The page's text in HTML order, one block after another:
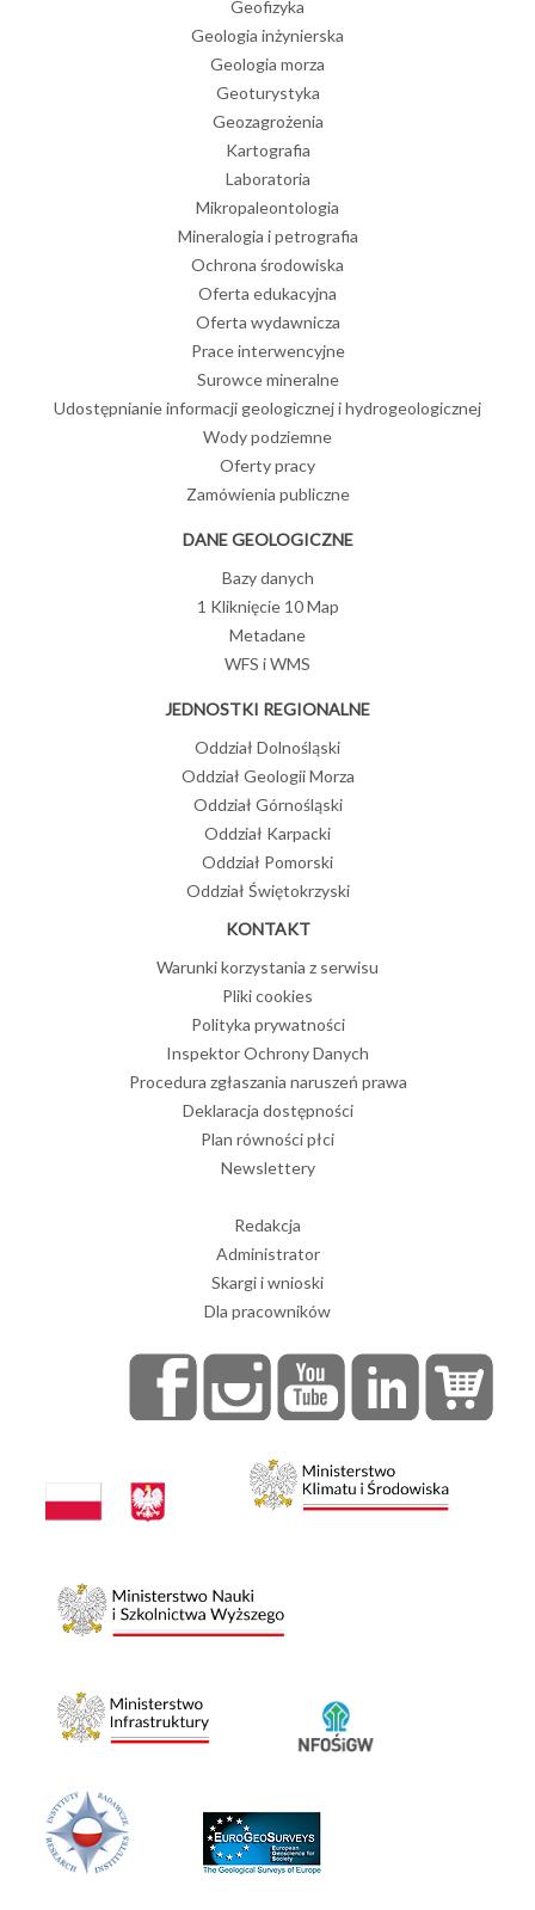
Geofizyka
Geologia inżynierska
Geologia morza
Geoturystyka
Geozagrożenia
Kartografia
Laboratoria
Mikropaleontologia
Mineralogia i petrografia
Ochrona środowiska
Oferta edukacyjna
Oferta wydawnicza
Prace interwencyjne
Surowce mineralne
Udostępnianie informacji geologicznej i hydrogeologicznej
Wody podziemne
Oferty pracy
Zamówienia publiczne
DANE GEOLOGICZNE
Bazy danych
1 Kliknięcie 10 Map
Metadane
WFS i WMS
JEDNOSTKI REGIONALNE
Oddział Dolnośląski
Oddział Geologii Morza
Oddział Górnośląski
Oddział Karpacki
Oddział Pomorski
Oddział Świętokrzyski
KONTAKT
Warunki korzystania z serwisu
Pliki cookies
Polityka prywatności
Inspektor Ochrony Danych
Procedura zgłaszania naruszeń prawa
Deklaracja dostępności
Plan równości płci
Newslettery
Redakcja
Administrator
Skargi i wnioski
Dla pracowników